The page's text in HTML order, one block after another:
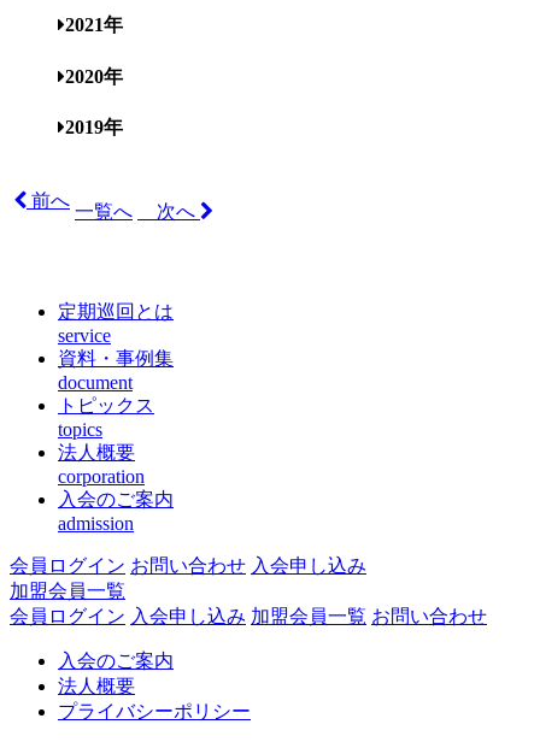
2021年
2020年
2019年
前へ
一覧へ 次へ
定期巡回とは
service
資料・事例集
document
トピックス
topics
法人概要
corporation
入会のご案内
admission
会員ログイン お問い合わせ 入会申し込み
加盟会員一覧
会員ログイン 入会申し込み 加盟会員一覧 お問い合わせ
入会のご案内
法人概要
プライバシーポリシー